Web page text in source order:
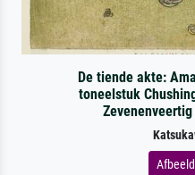
De tiende akte:
toneelstuk